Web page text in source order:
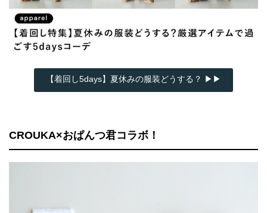
【着回し5days】夏休みの服装どうする？ ▶▶
CROUKA×おぱんつ君コラボ！